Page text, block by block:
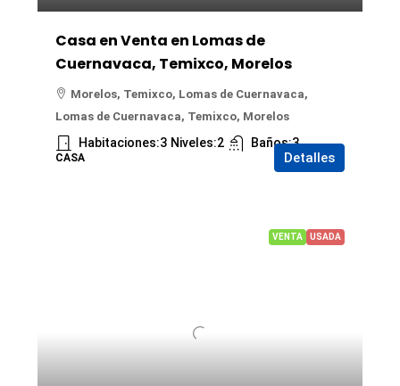
Casa en Venta en Lomas de
Cuernavaca, Temixco, Morelos
Morelos, Temixco, Lomas de Cuernavaca,
Lomas de Cuernavaca, Temixco, Morelos
Habitaciones:3 Niveles:2 Baños:3
CASA Detalles
VENTA USADA